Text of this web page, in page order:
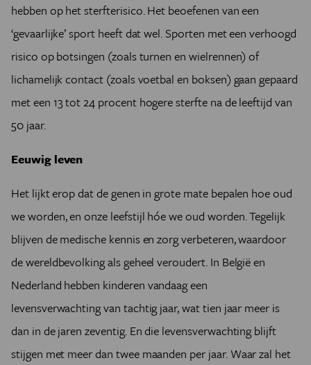
hebben op het sterfterisico. Het beoefenen van een
‘gevaarlijke’ sport heeft dat wel. Sporten met een verhoogd
risico op botsingen (zoals turnen en wielrennen) of
lichamelijk contact (zoals voetbal en boksen) gaan gepaard
met een 13 tot 24 procent hogere sterfte na de leeftijd van
50 jaar.
Eeuwig leven
Het lijkt erop dat de genen in grote mate bepalen hoe oud
we worden, en onze leefstijl hóe we oud worden. Tegelijk
blijven de medische kennis en zorg verbeteren, waardoor
de wereldbevolking als geheel veroudert. In België en
Nederland hebben kinderen vandaag een
levensverwachting van tachtig jaar, wat tien jaar meer is
dan in de jaren zeventig. En die levensverwachting blijft
stijgen met meer dan twee maanden per jaar. Waar zal het